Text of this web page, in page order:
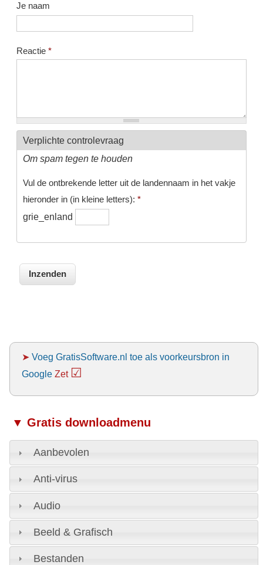
Je naam
Reactie *
Verplichte controlevraag
Om spam tegen te houden
Vul de ontbrekende letter uit de landennaam in het vakje
hieronder in (in kleine letters): *
grie_enland
➤ Voeg GratisSoftware.nl toe als voorkeursbron in
Google Zet ☑
▼ Gratis downloadmenu
Aanbevolen
Anti-virus
Audio
Beeld & Grafisch
Bestanden